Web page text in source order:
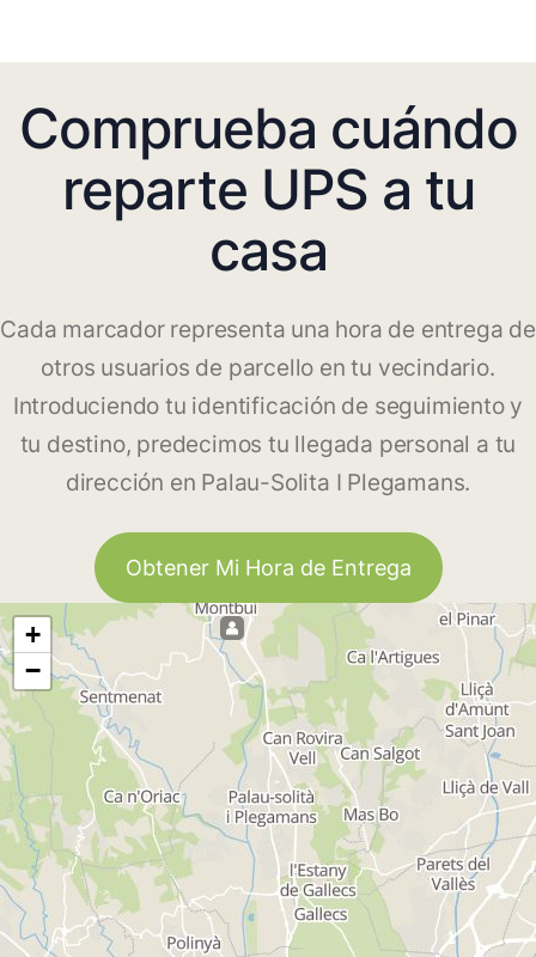
Comprueba cuándo
reparte UPS a tu
casa
Cada marcador representa una hora de entrega de
otros usuarios de parcello en tu vecindario.
Introduciendo tu identificación de seguimiento y
tu destino, predecimos tu llegada personal a tu
dirección en Palau-Solita I Plegamans.
Obtener Mi Hora de Entrega
+
−